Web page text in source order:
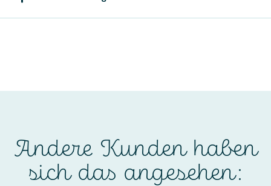
Andere Kunden haben
sich das angesehen: